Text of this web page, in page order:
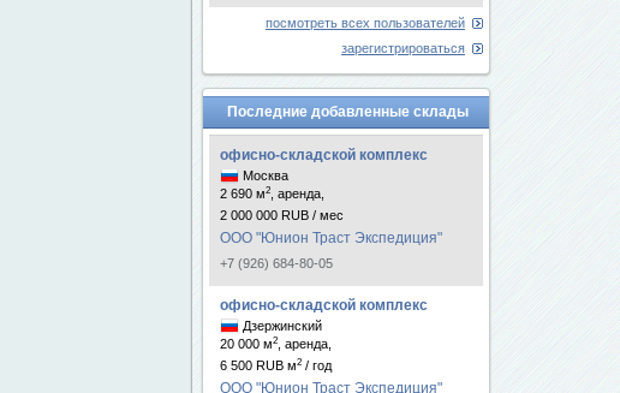
посмотреть всех пользователей
зарегистрироваться
Последние добавленные склады
офисно-складской комплекс
Москва
2 690 м2
, аренда,
2 000 000 RUB / мес
ООО "Юнион Траст Экспедиция"
+7 (926) 684-80-05
офисно-складской комплекс
Дзержинский
20 000 м2
, аренда,
6 500 RUB м2 / год
ООО "Юнион Траст Экспедиция"